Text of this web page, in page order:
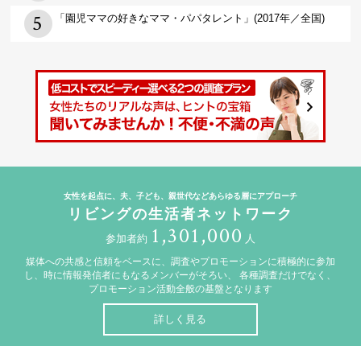
「園児ママの好きなママ・パパタレント」(2017年／全国)
女性を起点に、夫、子ども、親世代などあらゆる層にアプローチ
リビングの生活者ネットワーク
参加者約 1,301,000 人
媒体への共感と信頼をベースに、調査やプロモーションに積極的に参加
し、時に情報発信者にもなるメンバーがそろい、
各種調査だけでなく、
プロモーション活動全般の基盤となります
詳しく見る